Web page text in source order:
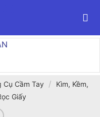
Cụ Cầm Tay /
Kìm, Kềm,
Giấy